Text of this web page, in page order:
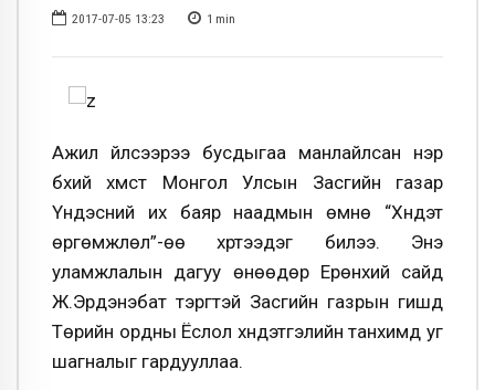
2017-07-05 13:23 1 min
Ажил үйлсээрээ бусдыгаа манлайлсан нэр
бүхий хүмүүст Монгол Улсын Засгийн газар
Үндэсний их баяр наадмын өмнө “Хүндэт
өргөмжлөл”-өө хүртээдэг билээ. Энэ
уламжлалын дагуу өнөөдөр Ерөнхий сайд
Ж.Эрдэнэбат тэргүүтэй Засгийн газрын гишүүд
Төрийн ордны Ёслол хүндэтгэлийн танхимд уг
шагналыг гардууллаа.